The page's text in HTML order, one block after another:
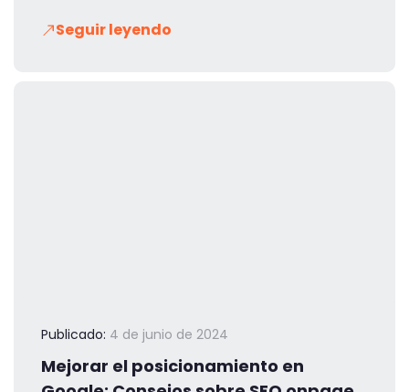
Seguir leyendo
Publicado: 4 de junio de 2024
Mejorar el posicionamiento en